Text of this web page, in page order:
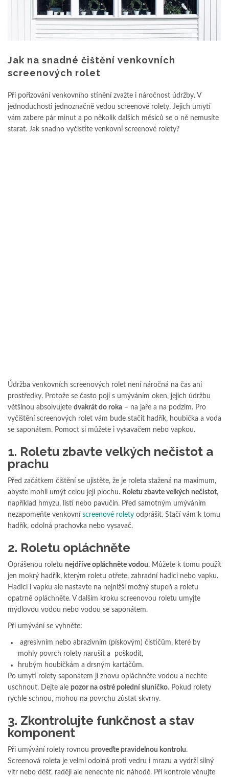
Jak na snadné čištění venkovních
screenových rolet
Při pořizování venkovního stínění zvažte i náročnost údržby. V
jednoduchosti jednoznačně vedou screenové rolety. Jejich umytí
vám zabere pár minut a po několik dalších měsíců se o ně nemusíte
starat. Jak snadno vyčistíte venkovní screenové rolety?
Údržba venkovních screenových rolet není náročná na čas ani
prostředky. Protože se často pojí s umýváním oken, jejich údržbu
většinou absolvujete dvakrát do roka – na jaře a na podzim. Pro
vyčištění screenových rolet vám bude stačit hadřík, houbička a voda
se saponátem. Pomoct si můžete i vysavačem nebo vapkou.
1. Roletu zbavte velkých nečistot a
prachu
Před začátkem čištění se ujistěte, že je roleta stažená na maximum,
abyste mohli umýt celou její plochu. Roletu zbavte velkých nečistot,
například hmyzu, listí nebo pavučin. Před samotným umýváním
nezapomeňte venkovní screenové rolety odprášit. Stačí vám k tomu
hadřík, odolná prachovka nebo vysavač.
2. Roletu opláchněte
Oprášenou roletu nejdříve opláchněte vodou. Můžete k tomu použít
jen mokrý hadřík, kterým roletu otřete, zahradní hadici nebo vapku.
Hadici i vapku ale nastavte na nejnižší možný stupeň a roletu
opatrně opláchněte. V dalším kroku screenovou roletu umyjte
mýdlovou vodou nebo vodou se saponátem.
Při umývání se vyhněte:
agresivním nebo abrazivním (pískovým) čističům, které by
mohly povrch rolety narušit a poškodit,
hrubým houbičkám a drsným kartáčům.
Po umytí rolety saponátem ji znovu opláchněte vodou a nechte
uschnout. Dejte ale pozor na ostré polední sluníčko. Pokud rolety
rychle schnou, mohou na povrchu zůstat skvrny.
3. Zkontrolujte funkčnost a stav
komponent
Při umývání rolety rovnou proveďte pravidelnou kontrolu.
Screenová roleta je velmi odolná proti vedru i mrazu a vydrží silný
vítr nebo déšť, raději ale nenechte nic náhodě. Při kontrole věnujte